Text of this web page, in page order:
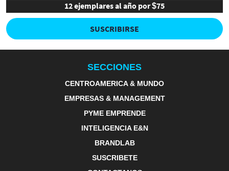
12 ejemplares al año por $75
SUSCRIBIRSE
SECCIONES
CENTROAMERICA & MUNDO
EMPRESAS & MANAGEMENT
PYME EMPRENDE
INTELIGENCIA E&N
BRANDLAB
SUSCRIBETE